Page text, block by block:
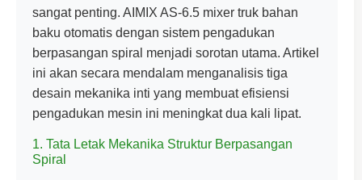
sangat penting. AIMIX AS-6.5 mixer truk bahan
baku otomatis dengan sistem pengadukan
berpasangan spiral menjadi sorotan utama. Artikel
ini akan secara mendalam menganalisis tiga
desain mekanika inti yang membuat efisiensi
pengadukan mesin ini meningkat dua kali lipat.
1. Tata Letak Mekanika Struktur Berpasangan
Spiral